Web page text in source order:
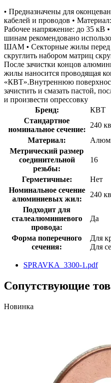
• Предназначены для
кабелей и проводов •
Рабочее напряжение: до 35
шинам рекомендовано
ШАМ • Секторные жилы перед
скруглить набором матриц
После зачистки концов
жилы наносится проводящая
«КВТ».Внутреннюю
зачистить и смазать пастой,
и произвести опрессовку
Бренд:
КВТ
Стандартное
номинальное сечение:
240
Материал:
Метрический размер
соединительной
резьбы:
16
Герметичные:
Нет
Номинальное сечение
алюминиевых жил:
240
Подходит для
сталеалюминиевого
провода:
Да
Форма поперечного
сечения:
Для
Для
SPRAVKA_3300-1.pdf
Сопутствующие
Новинка